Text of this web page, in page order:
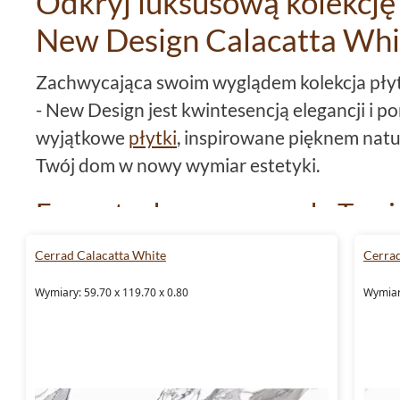
New Design Calacatta
Zachwycająca swoim wyglądem kolekcja
- New Design jest kwintesencją elegancji i
wyjątkowe płytki, inspirowane pięknem
Twój dom w nowy wymiar estetyki.
Formaty dopasowane do
Płytki tej serii dostępne są w różnorodnych
Cerrad Calacatta White
Wymiary: 59.70 x 119.70 x 0.80